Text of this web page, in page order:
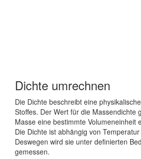
Dichte umrechnen
Die Dichte beschreibt eine
Stoffes. Der Wert für die Massendichte
Masse eine bestimmte Volumeneinheit
Die Dichte ist abhängig von
Deswegen wird sie unter definierten
gemessen.